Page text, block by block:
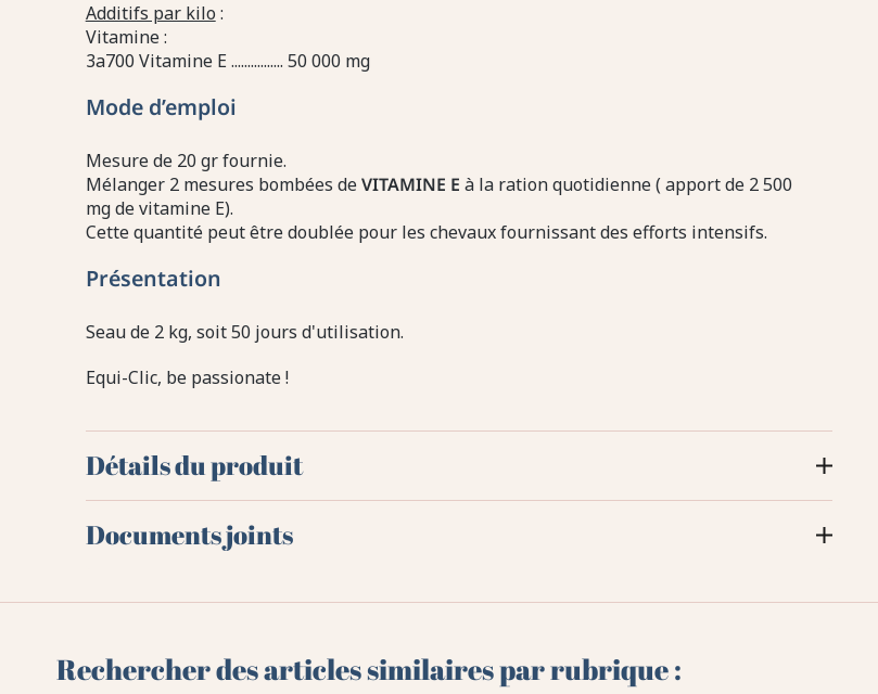
Additifs par kilo :
Vitamine :
3a700 Vitamine E ................ 50 000 mg
Mode d’emploi
Mesure de 20 gr fournie.
Mélanger 2 mesures bombées deVITAMINE E à la ration quotidienne ( apport de 2 500
mg de vitamine E).
Cette quantité peut être doublée pour les chevaux fournissant des efforts intensifs.
Présentation
Seau de 2 kg, soit 50 jours d'utilisation.
Equi-Clic, be passionate !
Détails du produit
Documents joints
Rechercher des articles similaires par rubrique :